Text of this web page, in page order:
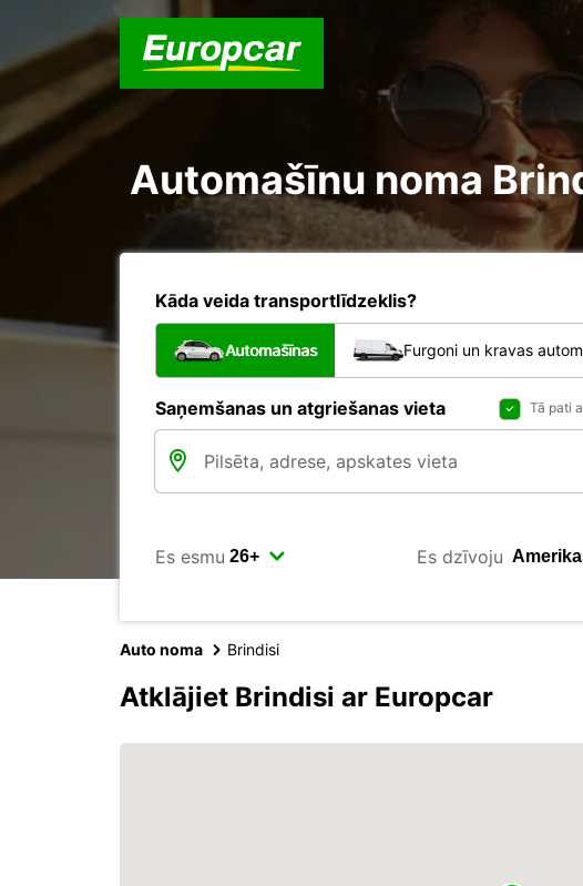
Automašīnu noma
Kāda veida transportlīdzeklis?
Automašīnas Furgoni un kravas
Saņemšanas un atgriešanas vieta Tā pati
Es esmu Es dzīvoju
Auto noma Brindisi
Atklājiet Brindisi ar Europcar